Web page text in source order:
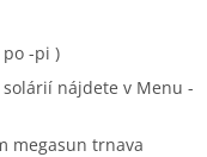
po -pi )
nájdete v Menu -
megasun trnava